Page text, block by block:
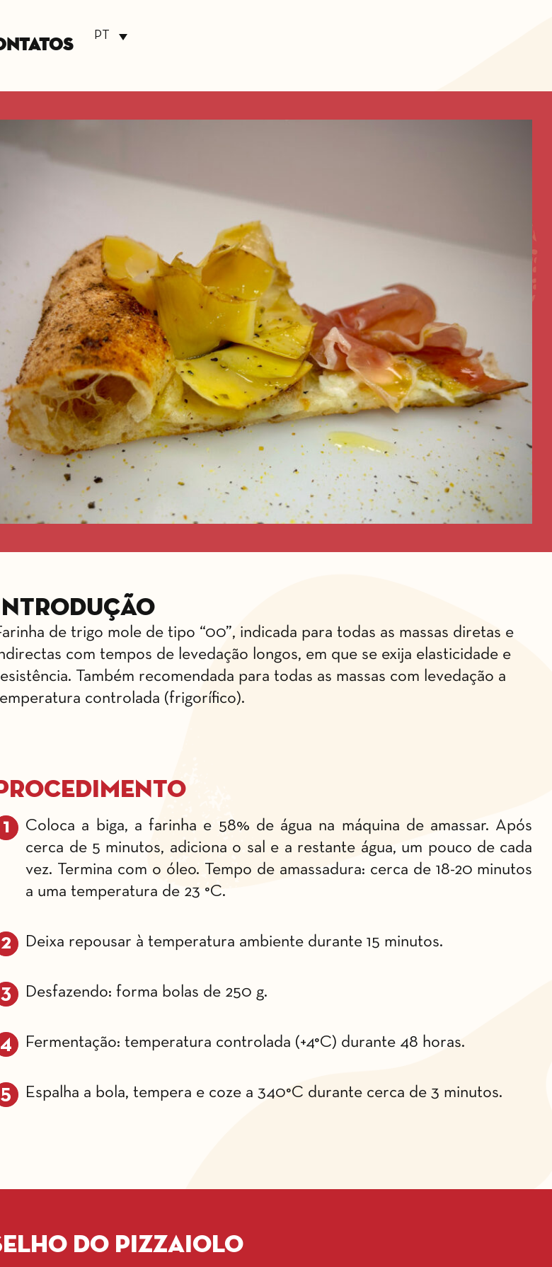
PT
de trigo mole de tipo “00”, indicada para todas as massas diretas e
com tempos de levedação longos, em que se exija elasticidade e
Também recomendada para todas as massas com levedação a
controlada (frigorífico).
Coloca a biga, a farinha e 58% de água na máquina de amassar. Após
cerca de 5 minutos, adiciona o sal e a restante água, um pouco de cada
vez. Termina com o óleo. Tempo de amassadura: cerca de 18-20 minutos
a uma temperatura de 23 °C.
Deixa repousar à temperatura ambiente durante 15 minutos.
Desfazendo: forma bolas de 250 g.
Fermentação: temperatura controlada (+4°C) durante 48 horas.
Espalha a bola, tempera e coze a 340°C durante cerca de 3 minutos.
do pizzaiolo